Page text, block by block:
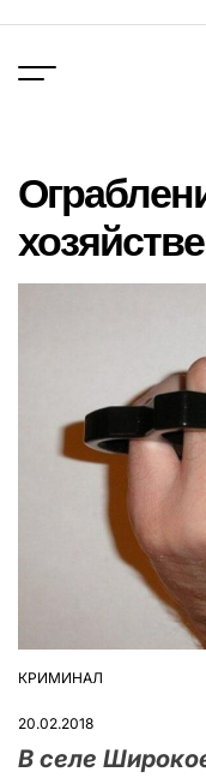
вмісту
ОПУБЛІКУВАТИ
КРИМИНАЛ
20.02.2018
В селе